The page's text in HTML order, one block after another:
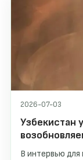
углубления
2026-07-03
Узбекистан
В интервью